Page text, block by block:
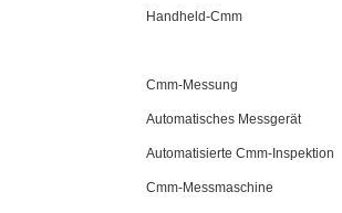
Handheld-Cmm
Cmm-Messung
Automatisches Messgerät
Automatisierte Cmm-Inspektion
Cmm-Messmaschine